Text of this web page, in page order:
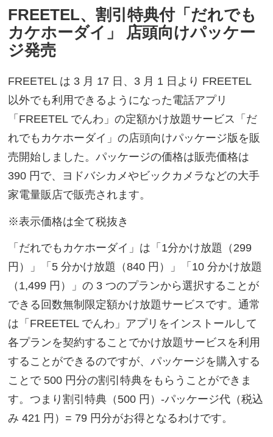
FREETEL、割引特典付「だれでも
カケホーダイ」 店頭向けパッケー
ジ発売
FREETEL は 3 月 17 日、3 月 1 日より FREETEL
以外でも利用できるようになった電話アプリ
「FREETEL でんわ」の定額かけ放題サービス「だ
れでもカケホーダイ」の店頭向けパッケージ版を販
売開始しました。パッケージの価格は販売価格は
390 円で、ヨドバシカメやビックカメラなどの大手
家電量販店で販売されます。
※表示価格は全て税抜き
「だれでもカケホーダイ」は「1分かけ放題（299
円）」「5 分かけ放題（840 円）」「10 分かけ放題
（1,499 円）」の 3 つのプランから選択することが
できる回数無制限定額かけ放題サービスです。通常
は「FREETEL でんわ」アプリをインストールして
各プランを契約することでかけ放題サービスを利用
することができるのですが、パッケージを購入する
ことで 500 円分の割引特典をもらうことができま
す。つまり割引特典（500 円）-パッケージ代（税込
み 421 円）= 79 円分がお得となるわけです。